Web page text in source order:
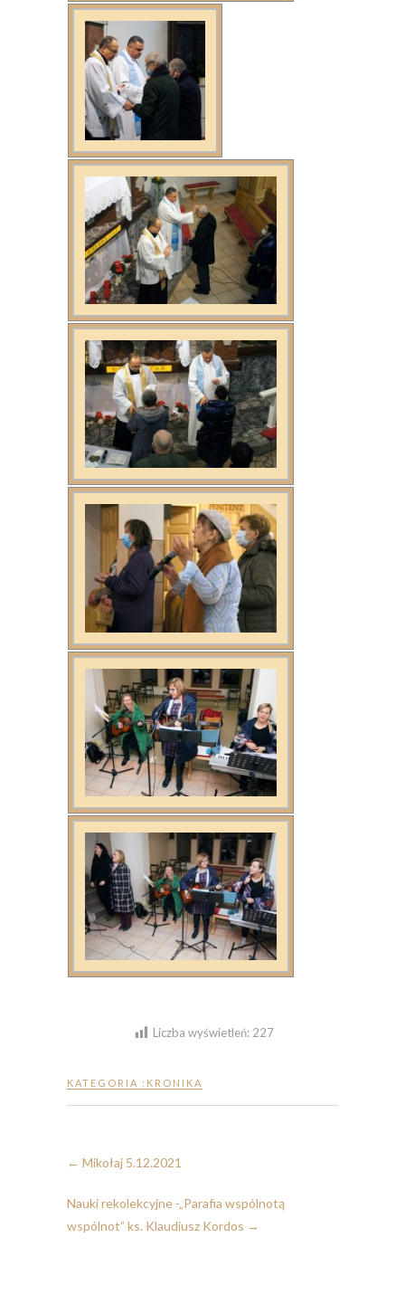
Liczba wyświetleń: 227
KATEGORIA : KRONIKA
← Mikołaj 5.12.2021
Nauki rekolekcyjne -„Parafia wspólnotą
wspólnot” ks. Klaudiusz Kordos →